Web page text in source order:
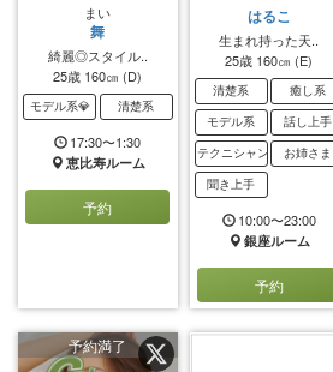
まい
舞
綺麗◎スタイル..
25歳 160㎝ (D)
モデル系💎 清楚系
17:30〜1:30
恵比寿ルーム
予約
はるこ
生まれ持った天..
25歳 160㎝ (E)
清楚系 癒し系
モデル系 話し上手
テクニシャン お姉さま
聞き上手
10:00〜23:00
銀座ルーム
予約
予約満了